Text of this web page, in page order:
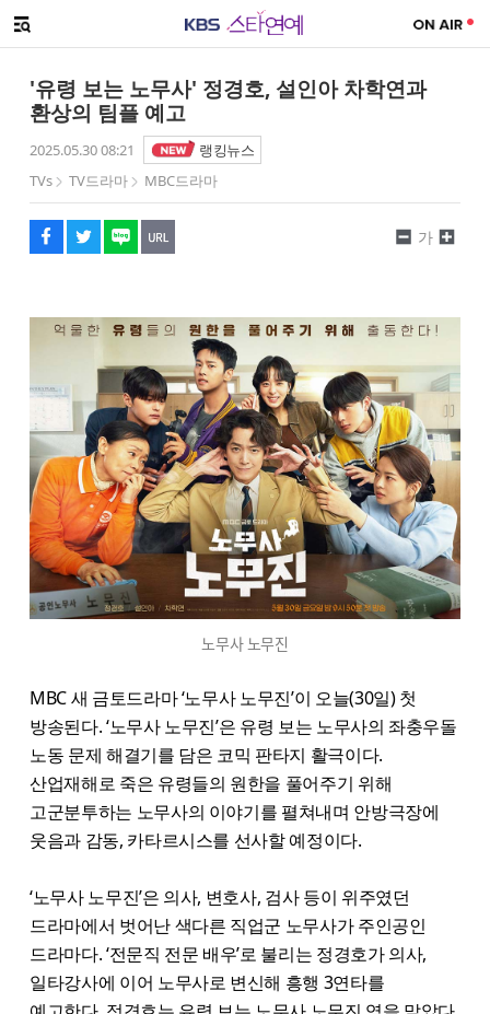
메뉴 열기
'유령 보는 노무사' 정경호, 설인아 차학연과
환상의 팀플 예고
2025.05.30 08:21
랭킹뉴스
TVs
TV드라마 MBC드라마
페이스북
트위터
네이버
URL복사
글씨 작게보기
가
글씨 크게보기
노무사 노무진
MBC 새 금토드라마 ‘노무사 노무진’이 오늘(30일) 첫
방송된다. ‘노무사 노무진’은 유령 보는 노무사의 좌충우돌
노동 문제 해결기를 담은 코믹 판타지 활극이다.
산업재해로 죽은 유령들의 원한을 풀어주기 위해
고군분투하는 노무사의 이야기를 펼쳐내며 안방극장에
웃음과 감동, 카타르시스를 선사할 예정이다.
‘노무사 노무진’은 의사, 변호사, 검사 등이 위주였던
드라마에서 벗어난 색다른 직업군 노무사가 주인공인
드라마다. ‘전문직 전문 배우’로 불리는 정경호가 의사,
일타강사에 이어 노무사로 변신해 흥행 3연타를
해시태그